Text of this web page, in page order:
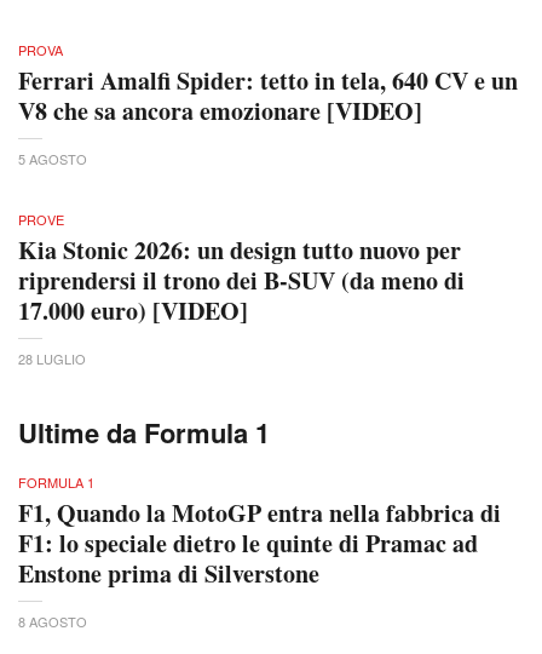
PROVA
Ferrari Amalfi Spider: tetto in tela, 640 CV e un
V8 che sa ancora emozionare [VIDEO]
5 AGOSTO
PROVE
Kia Stonic 2026: un design tutto nuovo per
riprendersi il trono dei B-SUV (da meno di
17.000 euro) [VIDEO]
28 LUGLIO
Ultime da Formula 1
FORMULA 1
F1, Quando la MotoGP entra nella fabbrica di
F1: lo speciale dietro le quinte di Pramac ad
Enstone prima di Silverstone
8 AGOSTO